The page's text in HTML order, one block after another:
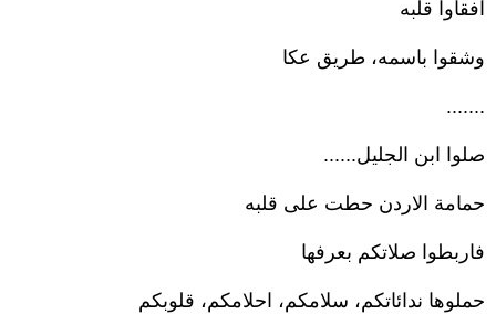
افقأوا قلبه
وشقوا باسمه، طريق عكا
.......
صلوا ابن الجليل......
حمامة الاردن حطت على قلبه
فاربطوا صلاتكم بعرفها
حملوها ندائاتكم، سلامكم، احلامكم، قلوبكم